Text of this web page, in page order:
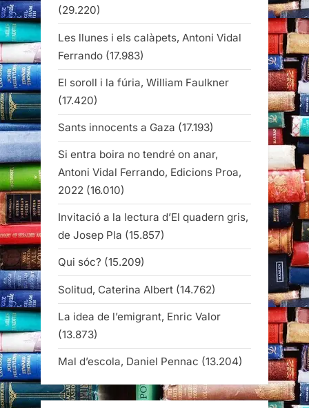
(29.220)
Les llunes i els calàpets, Antoni Vidal
Ferrando (17.983)
El soroll i la fúria, William Faulkner
(17.420)
Sants innocents a Gaza (17.193)
Si entra boira no tendré on anar,
Antoni Vidal Ferrando, Edicions Proa,
2022 (16.010)
Invitació a la lectura d’El quadern gris,
de Josep Pla (15.857)
Qui sóc? (15.209)
Solitud, Caterina Albert (14.762)
La idea de l’emigrant, Enric Valor
(13.873)
Mal d’escola, Daniel Pennac (13.204)